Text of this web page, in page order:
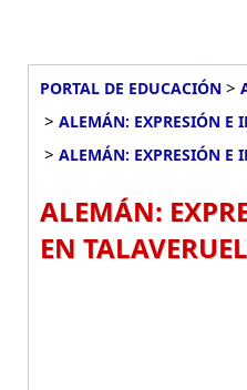
PORTAL DE EDUCACIÓN >
> ALEMÁN: EXPRESIÓN E
> ALEMÁN: EXPRESIÓN E
ALEMÁN:
EN